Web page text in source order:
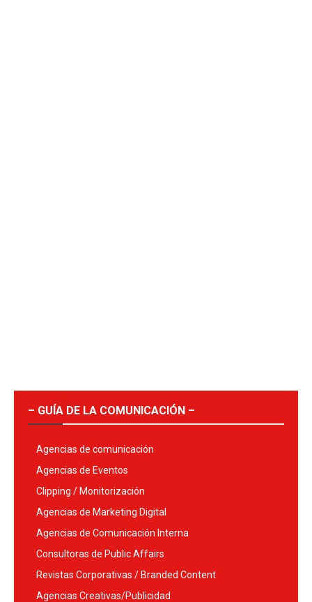
– GUÍA DE LA COMUNICACIÓN –
Agencias de comunicación
Agencias de Eventos
Clipping / Monitorización
Agencias de Marketing Digital
Agencias de Comunicación Interna
Consultoras de Public Affairs
Revistas Corporativas / Branded Content
Agencias Creativas/Publicidad